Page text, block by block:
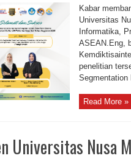
Program
Doktoral
Informatika
Universitas
Nusa
Mandiri
Lolos
Pendanaan
Hibah
Penelitian
Disertasi
Doktor
2026
Kabar
Universitas
Informatika,
ASEAN.Eng,
penelitian
Segmentation
Read More »
Universitas Nusa